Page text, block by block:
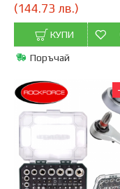
(144.73 лв.)
КУПИ
Поръчай